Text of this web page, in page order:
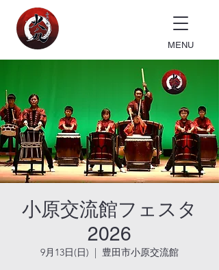
MENU
小原交流館フェスタ
2026
9月13日(日)
  |
豊田市小原交流館